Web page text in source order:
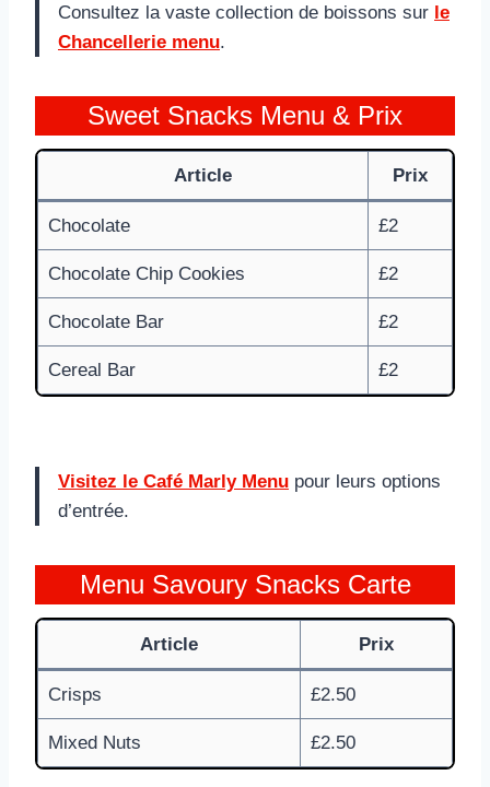
Consultez la vaste collection de boissons sur le
Chancellerie menu.
Sweet Snacks Menu & Prix
Article Prix
Chocolate £2
Chocolate Chip Cookies £2
Chocolate Bar £2
Cereal Bar £2
Visitez le Café Marly Menu pour leurs options
d’entrée.
Menu Savoury Snacks Carte
Article Prix
Crisps £2.50
Mixed Nuts £2.50